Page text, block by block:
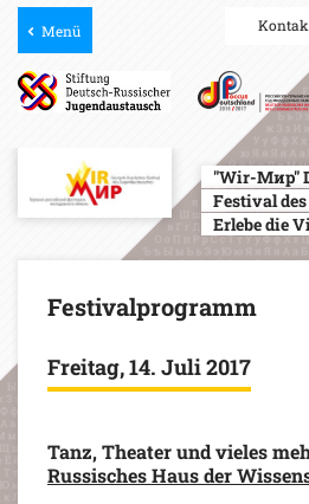
Menü
"Wir-Мир"
Festival
Erlebe die
Festivalprogramm
Freitag, 14. Juli 2017
Tanz, Theater und
Russisches Haus der